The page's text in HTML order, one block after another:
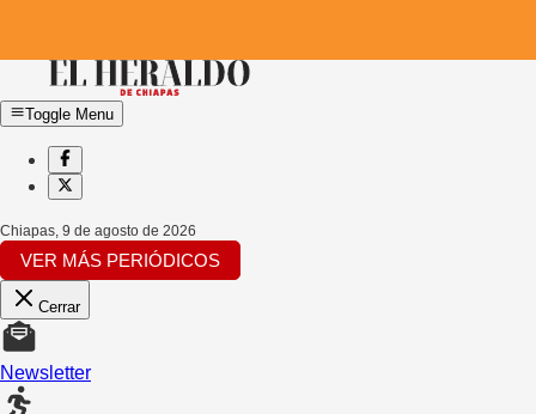
Toggle Menu
Chiapas, 9 de agosto de 2026
VER MÁS PERIÓDICOS
Cerrar
Newsletter